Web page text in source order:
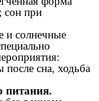
сон при
и солнечные
сна, ходьба
питания.